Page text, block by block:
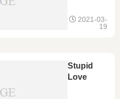
2021-03-
19
Stupid
Love